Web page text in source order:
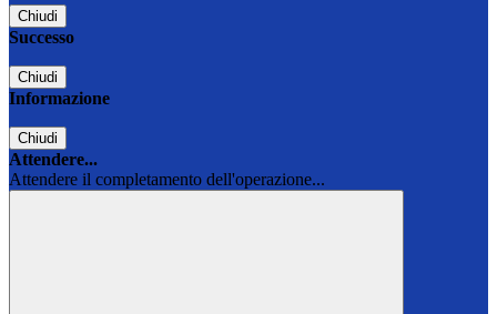
Chiudi
Successo
Chiudi
Informazione
Chiudi
Attendere...
Attendere il completamento dell'operazione...